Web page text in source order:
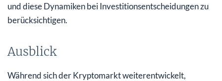
und diese Dynamiken bei Investitionsentscheidungen zu
berücksichtigen.
Ausblick
Während sich der Kryptomarkt weiterentwickelt,